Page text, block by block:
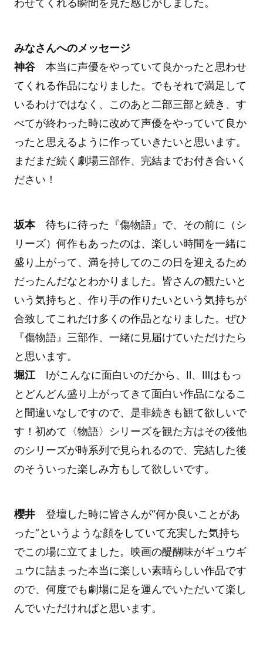
わせてくれる瞬間を見た感じがしました。
みなさんへのメッセージ
神谷 本当に声優をやっていて良かったと思わせ
てくれる作品になりました。でもそれで満足して
いるわけではなく、このあと二部三部と続き、す
べてが終わった時に改めて声優をやっていて良か
ったと思えるように作っていきたいと思います。
まだまだ続く劇場三部作、完結までお付き合いく
ださい！
坂本 待ちに待った『傷物語』で、その前に（シ
リーズ）何作もあったのは、楽しい時間を一緒に
盛り上がって、満を持してのこの日を迎えるため
だったんだなとわかりました。皆さんの観たいと
いう気持ちと、作り手の作りたいという気持ちが
合致してこれだけ多くの作品となりました。ぜひ
『傷物語』三部作、一緒に見届けていただけたら
と思います。
堀江 Ⅰがこんなに面白いのだから、Ⅱ、Ⅲはもっ
とどんどん盛り上がってきて面白い作品になるこ
と間違いなしですので、是非続きも観て欲しいで
す！初めて〈物語〉シリーズを観た方はその後他
のシリーズが時系列で見られるので、完結した後
のそういった楽しみ方もして欲しいです。
櫻井 登壇した時に皆さんが“何か良いことがあ
った”というような顔をしていて充実した気持ち
でこの場に立てました。映画の醍醐味がギュウギ
ュウに詰まった本当に楽しい素晴らしい作品です
ので、何度でも劇場に足を運んでいただいて楽し
んでいただければと思います。